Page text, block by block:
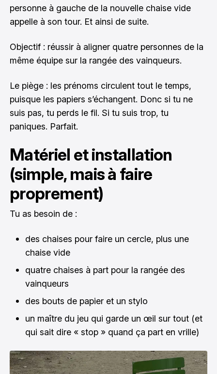
personne à gauche de la nouvelle chaise vide
appelle à son tour. Et ainsi de suite.
Objectif : réussir à aligner quatre personnes de la
même équipe sur la rangée des vainqueurs.
Le piège : les prénoms circulent tout le temps,
puisque les papiers s’échangent. Donc si tu ne
suis pas, tu perds le fil. Si tu suis trop, tu
paniques. Parfait.
Matériel et installation
(simple, mais à faire
proprement)
Tu as besoin de :
des chaises pour faire un cercle, plus une
chaise vide
quatre chaises à part pour la rangée des
vainqueurs
des bouts de papier et un stylo
un maître du jeu qui garde un œil sur tout (et
qui sait dire « stop » quand ça part en vrille)